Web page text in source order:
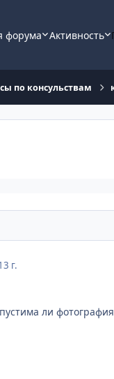
форума Активность
по консульствам
г.
ли